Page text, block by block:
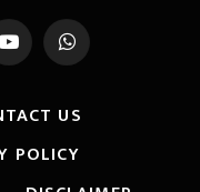
YouTubeWhatsApp
US
POLICY